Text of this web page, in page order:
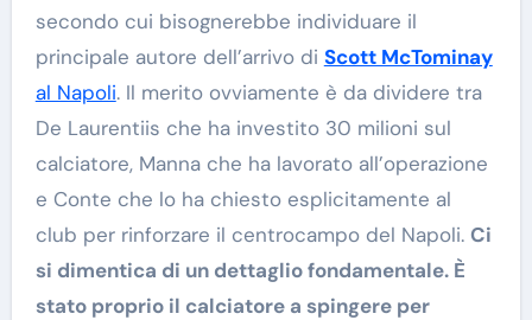
secondo cui bisognerebbe individuare il
principale autore dell’arrivo di Scott McTominay
al Napoli. Il merito ovviamente è da dividere tra
De Laurentiis che ha investito 30 milioni sul
calciatore, Manna che ha lavorato all’operazione
e Conte che lo ha chiesto esplicitamente al
club per rinforzare il centrocampo del Napoli. Ci
si dimentica di un dettaglio fondamentale. È
stato proprio il calciatore a spingere per